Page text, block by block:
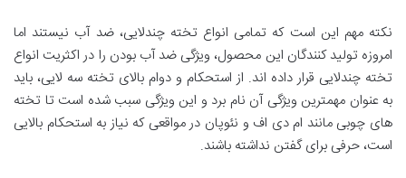
نکته مهم این است که تمامی انواع تخته چندلایی، ضد آب نیستند اما
امروزه تولید کنندگان این محصول، ویژگی ضد آب بودن را در اکثریت انواع
تخته چندلایی قرار داده اند. از استحکام و دوام بالای تخته سه لایی، باید
به عنوان مهمترین ویژگی آن نام برد و این ویژگی سبب شده است تا تخته
های چوبی مانند ام دی اف و نئوپان در مواقعی که نیاز به استحکام بالایی
است، حرفی برای گفتن نداشته باشند.